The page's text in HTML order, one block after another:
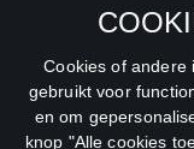
Cookies of andere
gebruikt voor
en om
knop "Alle cookies